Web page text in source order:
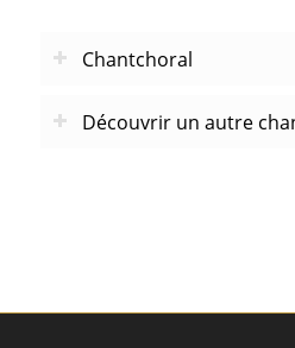
Chantchoral
Découvrir un autre